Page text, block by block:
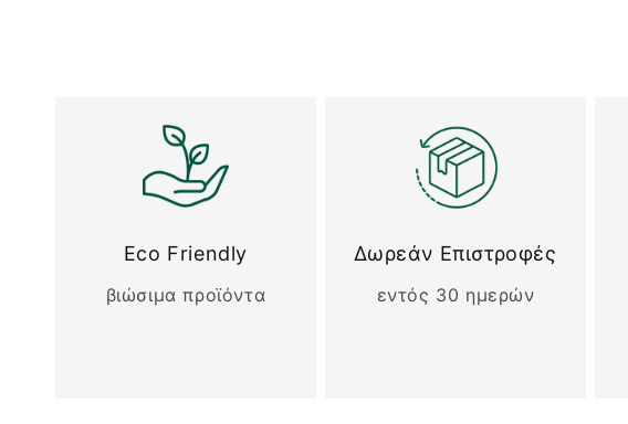
Eco Friendly
βιώσιμα προϊόντα
Δωρεάν Επιστροφές
εντός 30 ημερών